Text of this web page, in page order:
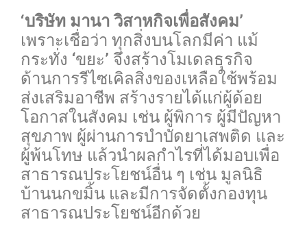
‘บริษัท มานา วิสาหกิจเพื่อสังคม’
เพราะเชื่อว่า ทุกสิ่งบนโลกมีค่า แม้
กระทั่ง ‘ขยะ’ จึงสร้างโมเดลธุรกิจ
ด้านการรีไซเคิลสิ่งของเหลือใช้พร้อม
ส่งเสริมอาชีพ สร้างรายได้แก่ผู้ด้อย
โอกาสในสังคม เช่น ผู้พิการ ผู้มีปัญหา
สุขภาพ ผู้ผ่านการบำบัดยาเสพติด และ
ผู้พ้นโทษ แล้วนำผลกำไรที่ได้มอบเพื่อ
สาธารณประโยชน์อื่น ๆ เช่น มูลนิธิ
บ้านนกขมิ้น และมีการจัดตั้งกองทุน
สาธารณประโยชน์อีกด้วย